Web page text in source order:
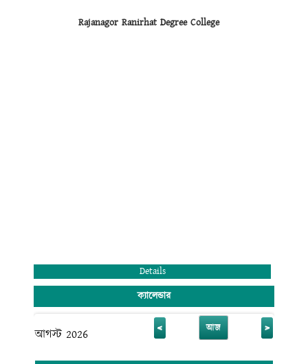
ক্ষেত্রে দ্বিতীয় স্থান অধিকার করে আসছে। এছাড়া কলেজের অভ্যন্তরীণ আইন-শৃঙ্খলা
Rajanagor Ranirhat Degree College
Details
ক্যালেন্ডার
আগস্ট 2026 < আজ >